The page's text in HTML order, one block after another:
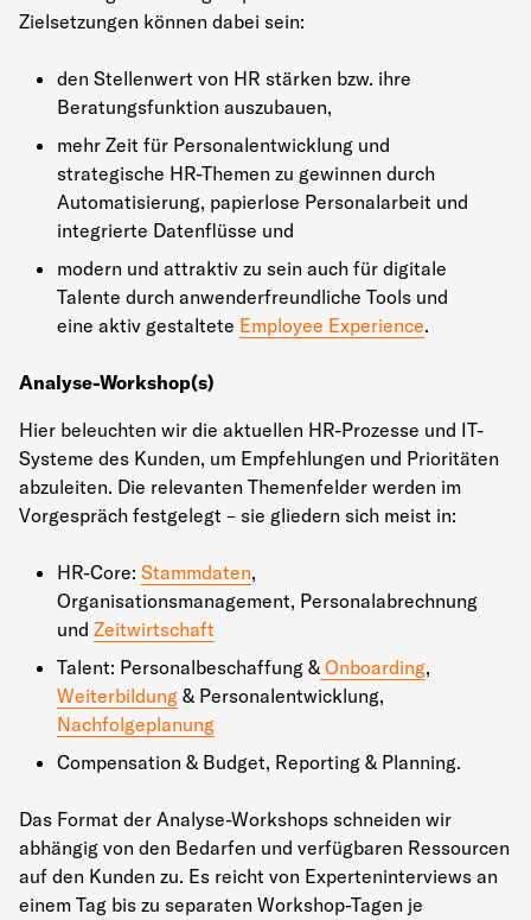
Zielsetzungen können dabei sein:
den Stellenwert von HR stärken bzw. ihre
Beratungsfunktion auszubauen,
mehr Zeit für Personalentwicklung und
strategische HR-Themen zu gewinnen durch
Automatisierung, papierlose Personalarbeit und
integrierte Datenflüsse und
modern und attraktiv zu sein auch für digitale
Talente durch anwenderfreundliche Tools und
eine aktiv gestaltete Employee Experience.
Analyse-Workshop(s)
Hier beleuchten wir die aktuellen HR-Prozesse und IT-
Systeme des Kunden, um Empfehlungen und Prioritäten
abzuleiten. Die relevanten Themenfelder werden im
Vorgespräch festgelegt – sie gliedern sich meist in:
HR-Core: Stammdaten,
Organisationsmanagement, Personalabrechnung
und Zeitwirtschaft
Talent: Personalbeschaffung & Onboarding,
Weiterbildung & Personalentwicklung,
Nachfolgeplanung
Compensation & Budget, Reporting & Planning.
Das Format der Analyse-Workshops schneiden wir
abhängig von den Bedarfen und verfügbaren Ressourcen
auf den Kunden zu. Es reicht von Experteninterviews an
einem Tag bis zu separaten Workshop-Tagen je